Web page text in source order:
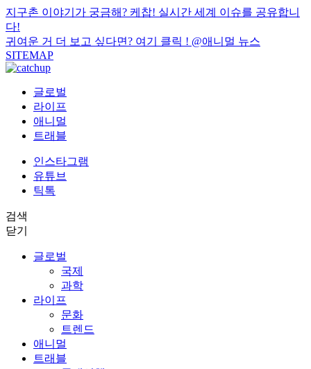
지구촌 이야기가 궁금해? 케찹! 실시간 세계 이슈를 공유합니
다!
귀여운 거 더 보고 싶다면? 여기 클릭 ! @애니멀 뉴스
SITEMAP
글로벌
라이프
애니멀
트래블
인스타그램
유튜브
틱톡
검색
닫기
글로벌
국제
과학
라이프
문화
트렌드
애니멀
트래블